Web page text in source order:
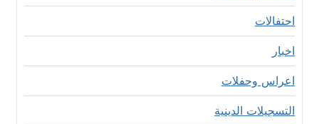
احتفالات
اخبار
اعراس وحفلات
التسجيلات الدينية